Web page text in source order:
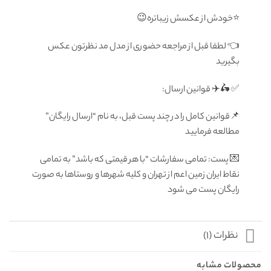
⭐️خودش از عکسش زیباتره😉
👈 لطفا قبل از مراجعه حضوری از مدل مد نظرتون عكس
بگيريد
✅ 🛵✈️ قوانين ارسال:
📌قوانین کامل را در چند پست قبل، به نام “ارسال رایگان”
مطالعه فرمایید
💌 پست: تمامى سفارشات “با هر قيمتى كه باشد” به تمامى
نقاط ايران زمين اعم از تهران و كليه شهرها و روستاها به صورت
رايگان پست می شود
نظرات (1)
محصولات مشابه